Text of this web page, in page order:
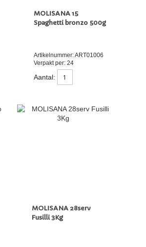
MOLISANA 15
Spaghetti bronzo 500g
Artikelnummer: ART01006
Verpakt per: 24
Aantal:
MOLISANA 28serv
Fusilli 3Kg